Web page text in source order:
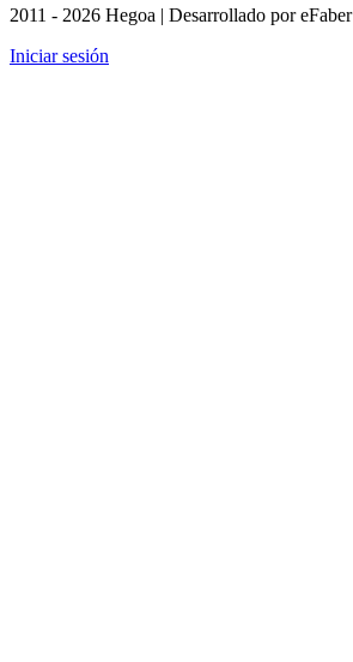
2011 - 2026 Hegoa | Desarrollado por eFaber
Iniciar sesión